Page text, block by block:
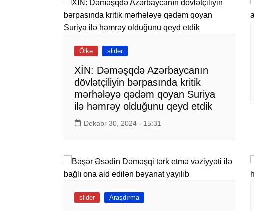
Ölkə slider
XİN: Dəməşqdə Azərbaycanın
dövlətçiliyin bərpasında kritik
mərhələyə qədəm qoyan Suriya
ilə həmrəy olduğunu qeyd etdik
Dekabr 30, 2024 - 15:31
slider Araşdırma